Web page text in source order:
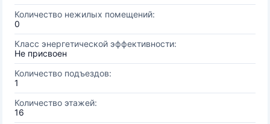
Количество нежилых помещений:
0
Класс энергетической эффективности:
Не присвоен
Количество подъездов:
1
Количество этажей:
16